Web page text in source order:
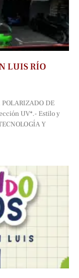
LUIS RÍO
DE
UV*.- Estilo y
Y